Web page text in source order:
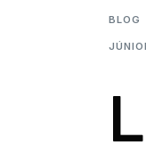
BLOG